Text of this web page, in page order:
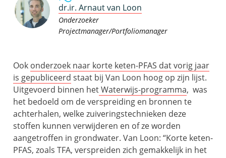
dr.ir. Arnaut van Loon
Onderzoeker
Projectmanager/Portfoliomanager
Ook onderzoek naar korte keten-PFAS dat vorig jaar
is gepubliceerd staat bij Van Loon hoog op zijn lijst.
Uitgevoerd binnen hetWaterwijs-programma, was
het bedoeld om de verspreiding en bronnen te
achterhalen, welke zuiveringstechnieken deze
stoffen kunnen verwijderen en of ze worden
aangetroffen in grondwater. Van Loon: “Korte keten-
PFAS, zoals TFA, verspreiden zich gemakkelijk in het